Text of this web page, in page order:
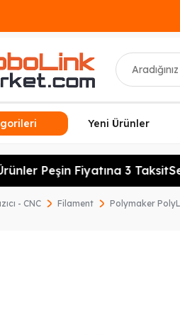
Ara
Yeni Ürünler
Peşin Fiyatına 3 Taksit
- CNC Filament Polymaker